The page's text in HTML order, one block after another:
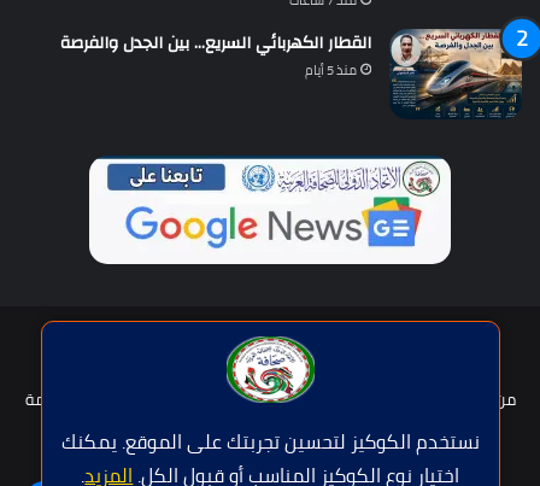
نستخدم الكوكيز لتحسين تجربتك على الموقع. يمكنك
اختيار نوع الكوكيز المناسب أو قبول الكل.المزيد.
القطار الكهربائي السريع… بين الجدل والفرصة
منذ 5 أيام
حقوق النشر © | جميع الحقوق محفوظة للاتحاد الدولى للصحافة العربية
2026
من نحن؟
عضوية الإتحاد سياسة الخصوصية
شروط الخدمة
اتصل بنا